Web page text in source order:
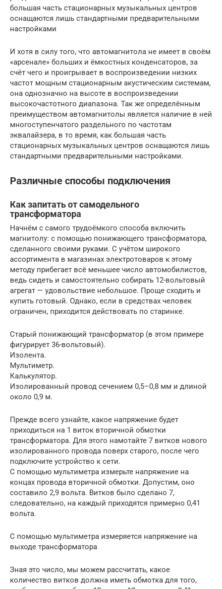
большая часть стационарных музыкальных центров
оснащаются лишь стандартными предварительными
настройками
И хотя в силу того, что автомагнитола не имеет в своём
«арсенале» больших и ёмкостных конденсаторов, за
счёт чего и проигрывает в воспроизведении низких
частот мощным стационарным акустическим системам,
она однозначно на высоте в воспроизведении
высокочастотного диапазона. Так же определённым
преимуществом автомагнитолы является наличие в ней
многоступенчатого раздельного по частотам
эквалайзера, в то время, как большая часть
стационарных музыкальных центров оснащаются лишь
стандартными предварительными настройками.
Различные способы подключения
Как запитать от самодельного
трансформатора
Начнём с самого трудоёмкого способа включить
магнитолу: с помощью понижающего трансформатора,
сделанного своими руками. С учётом широкого
ассортимента в магазинах электротоваров к этому
методу прибегает всё меньшее число автомобилистов,
ведь сидеть и самостоятельно собирать 12-вольтовый
агрегат — удовольствие небольшое. Проще сходить и
купить готовый. Однако, если в средствах человек
ограничен, приходится действовать по старинке.
Старый понижающий трансформатор (в этом примере
фигурирует 36-вольтовый).
Изолента.
Мультиметр.
Калькулятор.
Изолированный провод сечением 0,5–0,8 мм и длиной
около 0,9 м.
Прежде всего узнайте, какое напряжение будет
приходиться на 1 виток вторичной обмотки
трансформатора. Для этого намотайте 7 витков нового
изолированного провода поверх старого, после чего
подключите устройство к сети.
С помощью мультиметра измерьте напряжение на
концах провода вторичной обмотки. Допустим, оно
составило 2,9 вольта. Витков было сделано 7,
следовательно, на каждый приходятся примерно 0,41
вольта.
С помощью мультиметра измеряется напряжение на
выходе трансформатора
Зная это число, мы можем рассчитать, какое
количество витков должна иметь обмотка для того,